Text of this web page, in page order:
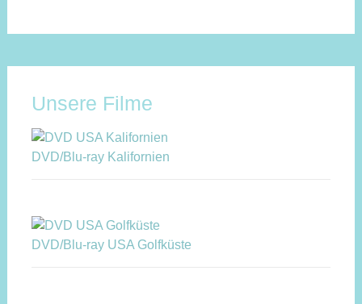
Unsere Filme
DVD/Blu-ray Kalifornien
DVD/Blu-ray USA Golfküste